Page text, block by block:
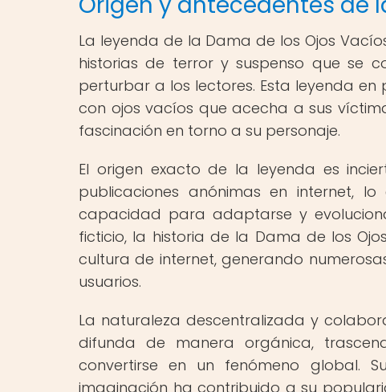
La leyenda de la Dama de los Ojos
historias de terror y suspenso que se
perturbar a los lectores. Esta leyenda
con ojos vacíos que acecha a sus
fascinación en torno a su personaje.
El origen exacto de la leyenda es
publicaciones anónimas en internet,
capacidad para adaptarse y
ficticio, la historia de la Dama de los
cultura de internet, generando
usuarios.
La naturaleza descentralizada y
difunda de manera orgánica,
convertirse en un fenómeno global.
imaginación ha contribuido a su